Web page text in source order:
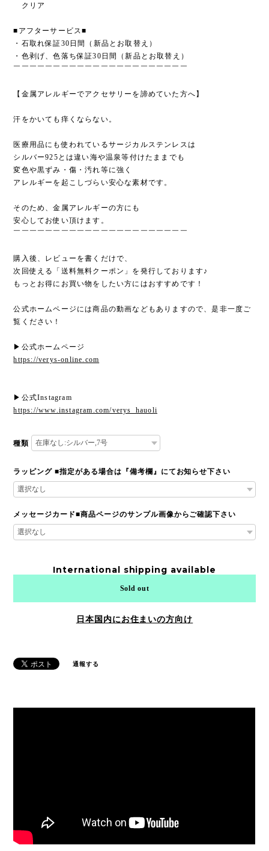
クリア
■アフターサービス■
・石取れ保証30日間（新品とお取替え）
・色剥げ、色落ち保証30日間（新品とお取替え）
￣￣￣￣￣￣￣￣￣￣￣￣￣￣￣￣￣￣￣￣￣￣
【金属アレルギーでアクセサリーを諦めていた方へ】
汗をかいても痒くならない。
医療用品にも使われているサージカルステンレスは
シルバー925とは違い海や温泉等付けたままでも
変色や黒ずみ・傷・汚れ等に強く
アレルギーを起こしづらい安心な素材です。
そのため、金属アレルギーの方にも
安心してお使い頂けます。
￣￣￣￣￣￣￣￣￣￣￣￣￣￣￣￣￣￣￣￣￣￣
購入後、レビューを書くだけで、
次回使える「送料無料クーポン」を発行しております♪
もっとお得にお買い物をしたい方にはおすすめです！
公式ホームページには商品の動画などもありますので、是非一度ご
覧ください！
▶︎公式ホームページ
https://verys-online.com
▶︎公式Instagram
https://www.instagram.com/verys_hauoli
種類
ラッピング ■指定がある場合は『備考欄』にてお知らせ下さい
メッセージカード■商品ページのサンプル画像からご確認下さい
International shipping available
Sold out
日本国内にお住まいの方向け
通報する